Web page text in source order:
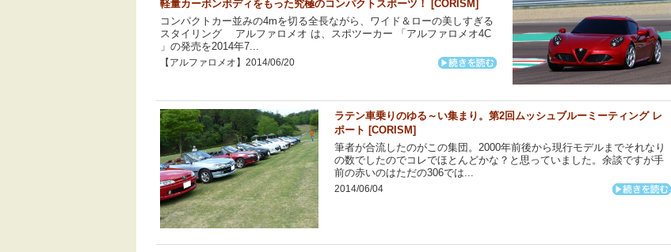
軽量カーボンボディをもった究極のコンパクトスポーツ！ [CORISM]
コンパクトカー並みの4mを切る全長ながら、ワイド＆ローの美しすぎる
スタイリング アルファロメオ は、スポツーカー 「アルファロメオ4C
」の発売を2014年7...
【アルファロメオ】2014/06/20
ラテン車乗りのゆる～い集まり。第2回ムッシュブルーミーティング レ
ポート [CORISM]
筆者が合流したのがこの集団。2000年前後から現行モデルまでそれなり
の数でしたのでコレでほとんどかな？と思っていました。余談ですが手
前の赤いのはただの306では...
2014/06/04